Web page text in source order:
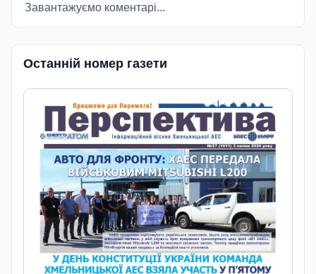
Завантажуємо коментарі...
Останній номер газети